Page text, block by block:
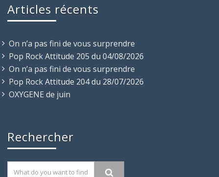
Articles récents
On n’a pas fini de vous surprendre
Pop Rock Attitude 205 du 04/08/2026
On n’a pas fini de vous surprendre
Pop Rock Attitude 204 du 28/07/2026
OXYGENE de juin
Rechercher